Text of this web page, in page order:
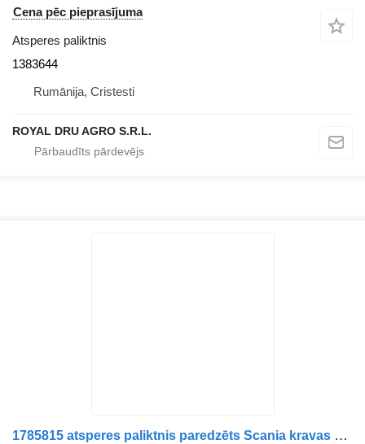
Cena pēc pieprasījuma
Atsperes paliktnis
1383644
Rumānija, Cristesti
ROYAL DRU AGRO S.R.L.
1785815 atsperes paliktnis paredzēts Scania kravas automašīnas